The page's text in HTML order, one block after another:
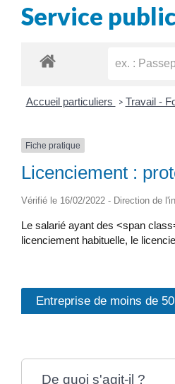
Service
Accueil particuliers > Travail -
Fiche pratique
Licenciement :
Vérifié le 16/02/2022 - Direction de
Le salarié ayant des <span
licenciement habituelle, le
Entreprise de moins de
De quoi s'agit-il ?